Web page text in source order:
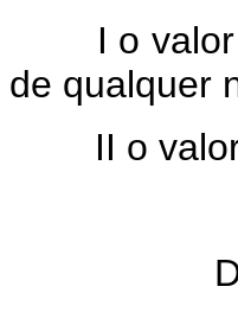
I o
de qualquer
II o